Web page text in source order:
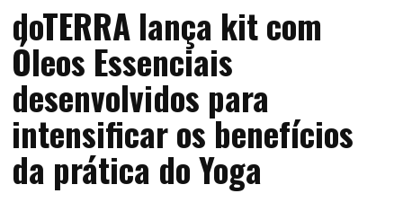
doTERRA lança kit com
Óleos Essenciais
desenvolvidos para
intensificar os benefícios
da prática do Yoga